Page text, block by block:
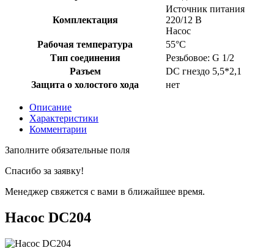
Комплектация
Источник питания
220/12 В
Насос
Рабочая температура
55°C
Тип соединения
Резьбовое: G 1/2
Разъем
DC гнездо 5,5*2,1
Защита о холостого хода
нет
Описание
Характеристики
Комментарии
Заполните обязательные поля
Спасибо за заявку!
Менеджер свяжется с вами в ближайшее время.
Насос DC204